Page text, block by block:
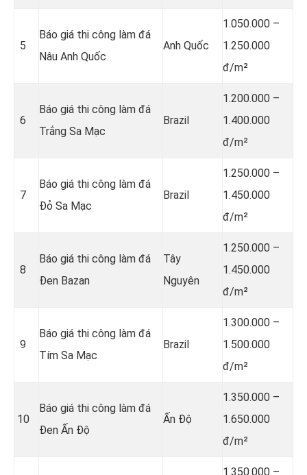
5
Báo giá thi công làm đá
Nâu Anh Quốc
Anh Quốc
1.050.000 –
1.250.000
đ/m²
6
Báo giá thi công làm đá
Trắng Sa Mạc
Brazil
1.200.000 –
1.400.000
đ/m²
7
Báo giá thi công làm đá
Đỏ Sa Mạc
Brazil
1.250.000 –
1.450.000
đ/m²
8
Báo giá thi công làm đá
Đen Bazan
Tây
Nguyên
1.250.000 –
1.450.000
đ/m²
9
Báo giá thi công làm đá
Tím Sa Mạc
Brazil
1.300.000 –
1.500.000
đ/m²
10
Báo giá thi công làm đá
Đen Ấn Độ
Ấn Độ
1.350.000 –
1.650.000
đ/m²
1.350.000 –